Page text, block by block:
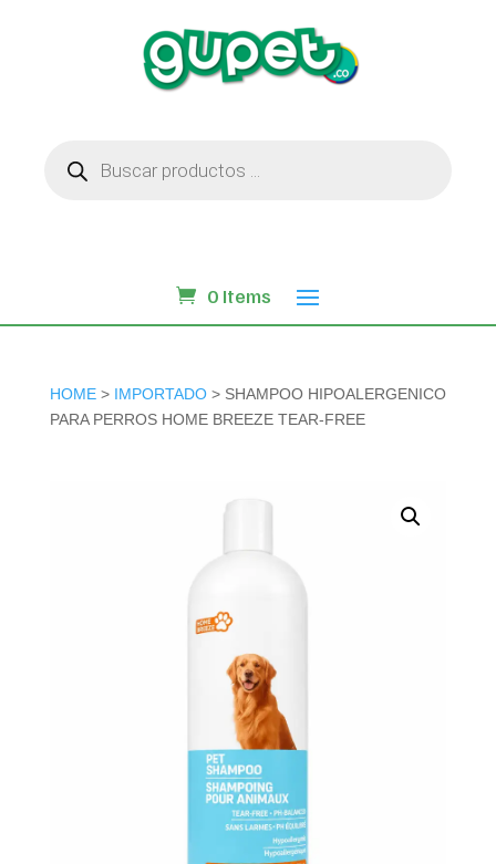
productos
0 Items
HOME> IMPORTADO> SHAMPOO HIPOALERGENICO
PARA PERROS HOME BREEZE TEAR-FREE